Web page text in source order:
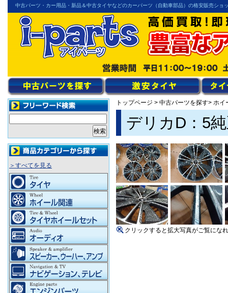
中古パーツ・カー用品・新品＆中古タイヤなどのカーパーツ（自動車部品）の格安販売ショ
トップページ > 中古パーツを探す> ホイ
デリカD：5
クリックすると拡大写真がご覧にな
＞すべてを見る